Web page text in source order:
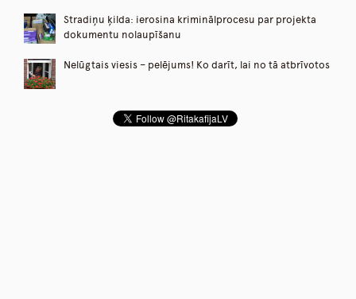
Stradiņu ķilda: ierosina kriminālprocesu par projekta
dokumentu nolaupīšanu
Nelūgtais viesis – pelējums! Ko darīt, lai no tā atbrīvotos